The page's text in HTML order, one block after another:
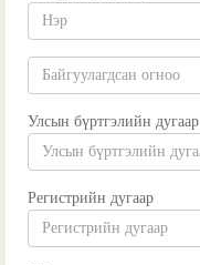
Улсын бүртгэлийн дугаар
Регистрийн дугаар